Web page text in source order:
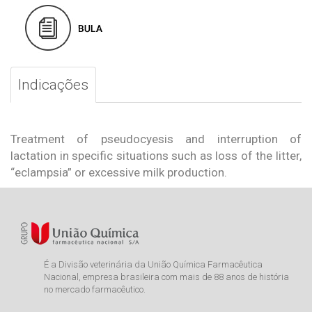
Indicações
Treatment of pseudocyesis and interruption of
lactation in specific situations such as loss of the litter,
“eclampsia” or excessive milk production.
É a Divisão veterinária da União Química Farmacêutica
Nacional, empresa brasileira com mais de 88 anos de história
no mercado farmacêutico.